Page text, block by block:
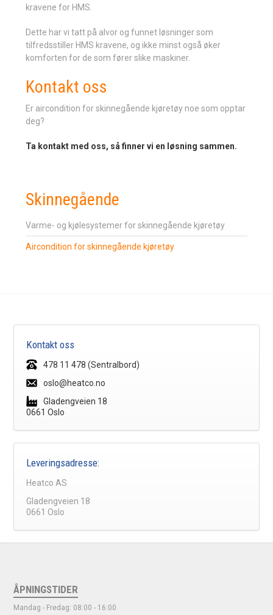
kravene for HMS.
Dette har vi tatt på alvor og funnet løsninger som
tilfredsstiller HMS kravene, og ikke minst også øker
komforten for de som fører slike maskiner.
Kontakt oss
Er aircondition for skinnegående kjøretøy noe som opptar
deg?
Ta kontakt med oss, så finner vi en løsning sammen.
Skinnegående
Varme- og kjølesystemer for skinnegående kjøretøy
Aircondition for skinnegående kjøretøy
Kontakt oss
478 11 478 (Sentralbord)
oslo@heatco.no
Gladengveien 18
0661 Oslo
Leveringsadresse:
Heatco AS
Gladengveien 18
0661 Oslo
ÅPNINGSTIDER
Mandag - Fredag: 08:00 - 16:00